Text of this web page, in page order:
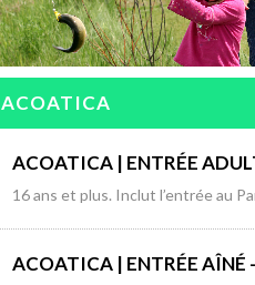
ACOATICA
ACOATICA | ENTRÉE
16 ans et plus. Inclut l’entrée au
ACOATICA | ENTRÉE AÎNÉ